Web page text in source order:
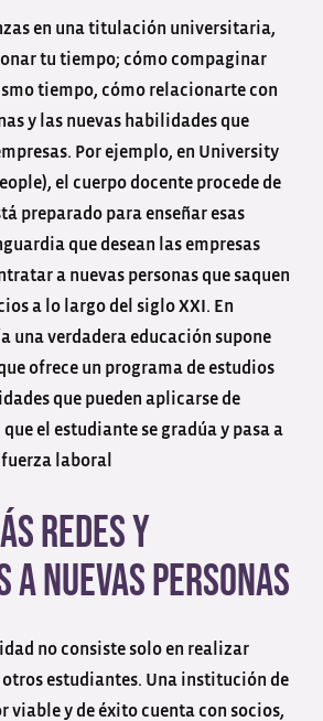
en una titulación universitaria,
tu tiempo; cómo compaginar
tiempo, cómo relacionarte con
y las nuevas habilidadesque
Por ejemplo, en University
el cuerpo docente procede de
preparado para enseñar esas
que desean las empresas
a nuevas personas que saquen
a lo largo del siglo XXI. En
una verdadera educación supone
ofrece un programa de estudios
que pueden aplicarse de
el estudiante se gradúa y pasa a
laboral
redes y
a nuevas personas
no consiste solo en realizar
otros estudiantes. Una institución de
viable y de éxito cuenta con socios,